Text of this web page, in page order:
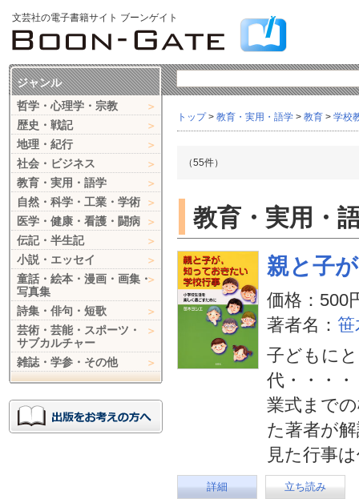
文芸社の電子書籍サイト ブーンゲイト
トップ> 教育・実用・語学 > 教育 > 学校
（55件）
教育・実用・
親と子
価格：500
著者名：
子どもに
代・・・
業式まで
た著者が
見た行事
詳細 立ち読み
ジャンル
哲学・心理学・宗教
歴史・戦記
地理・紀行
社会・ビジネス
教育・実用・語学
自然・科学・工業・学術
医学・健康・看護・闘病
伝記・半生記
小説・エッセイ
童話・絵本・漫画・画集・
写真集
詩集・俳句・短歌
芸術・芸能・スポーツ・
サブカルチャー
雑誌・学参・その他